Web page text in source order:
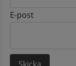
E-post